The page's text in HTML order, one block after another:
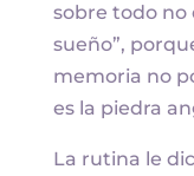
sobre todo no
sueño”,
memoria no
es la piedra
La rutina le